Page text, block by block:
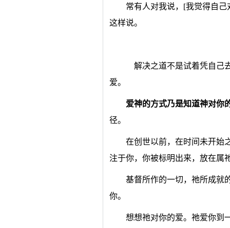
常有人对我说，[我觉得自
这样说。
解决之道不是试着凭自己
爱。
爱神的方式乃是知道神对你
径。
在创世以前，在时间未开始
注于你，你被标明出来，放在属
基督所作的一切，祂所成就
你。
想想祂对你的爱。祂爱你到